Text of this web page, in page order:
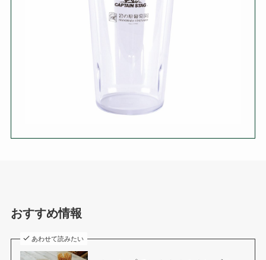
おすすめ情報
あわせて読みたい